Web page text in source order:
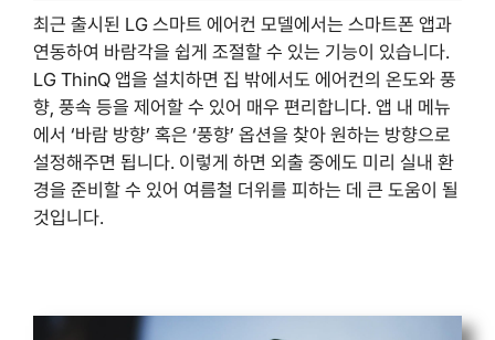
최근 출시된 LG 스마트 에어컨 모델에서는 스마트폰 앱과
연동하여 바람각을 쉽게 조절할 수 있는 기능이 있습니다.
LG ThinQ 앱을 설치하면 집 밖에서도 에어컨의 온도와 풍
향, 풍속 등을 제어할 수 있어 매우 편리합니다. 앱 내 메뉴
에서 ‘바람 방향’ 혹은 ‘풍향’ 옵션을 찾아 원하는 방향으로
설정해주면 됩니다. 이렇게 하면 외출 중에도 미리 실내 환
경을 준비할 수 있어 여름철 더위를 피하는 데 큰 도움이 될
것입니다.